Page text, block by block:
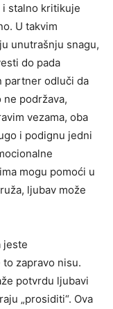
stalno kritikuje
U takvim
unutrašnju snagu,
do pada
partner odluči da
podržava,
vezama, oba
i podignu jedni
mogu pomoći u
ljubav može
jeste
zapravo nisu.
potvrdu ljubavi
„prosiditi“. Ova